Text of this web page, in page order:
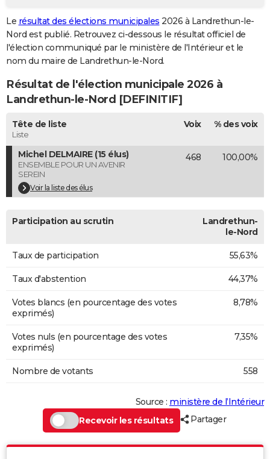
GUIDES D'ACHAT
BONS PLANS
CARTE DE VOEUX
Dictionnaire
Biographies
Citations
Expressions
Proverbes
PROGRAMME TV
COPAINS D'AVANT
S'inscrire
Se connecter
Lycées
Collèges
Primaires
Universités
Entreprises
Service militaire
Avis de recherche
AVIS DE DÉCÈS
Le résultat des élections municipales 2026 à Landrethun-le-
Nord est publié. Retrouvez ci-dessous le résultat officiel de
l'élection communiqué par le ministère de l'Intérieur et le
nom du maire de Landrethun-le-Nord.
Résultat de l'élection municipale 2026 à
Landrethun-le-Nord [DEFINITIF]
Tête de liste
Liste
Voix % des voix
Michel DELMAIRE (15 élus)
ENSEMBLE POUR UN AVENIR
SEREIN
Voir la liste des élus
468 100,00%
Participation au scrutin
Landrethun-
le-Nord
Taux de participation 55,63%
Taux d'abstention 44,37%
Votes blancs (en pourcentage des votes
exprimés)
8,78%
Votes nuls (en pourcentage des votes
exprimés)
7,35%
Nombre de votants 558
Source : ministère de l’Intérieur
Recevoir les résultats
Partager